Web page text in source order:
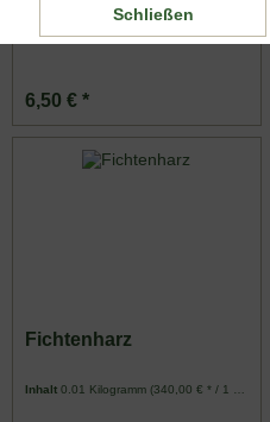
(Weihrauch Oman)
Inhalt0.025 Kilogramm(260,00 € * / 1 Kilogramm)
6,50 € *
Fichtenharz
Inhalt0.01 Kilogramm (340,00 € * / 1 Kilogramm)
Schließen